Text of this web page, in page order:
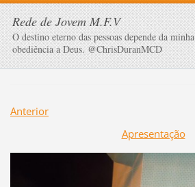
Rede de Jovem M.F.V
O destino eterno das pessoas depende da minha
obediência a Deus. @ChrisDuranMCD
Anterior
Apresentação